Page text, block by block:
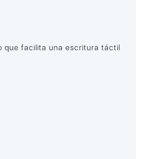
que facilita una escritura táctil